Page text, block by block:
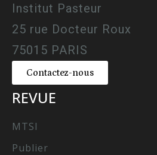
Institut Pasteur
25 rue Docteur Roux
75015 PARIS
Contactez-nous
REVUE
MTSI
Publier